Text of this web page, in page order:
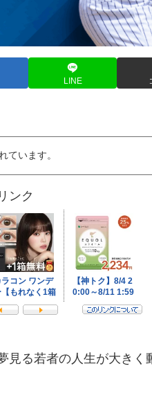
LINE
ています。
ンク
見る若者の人生が大きく